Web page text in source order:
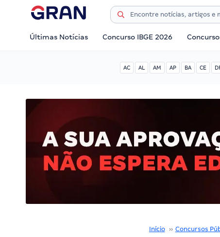
Últimas Notícias Concurso IBGE 2026
AC AL AM AP BA CE
Início ›› Concursos